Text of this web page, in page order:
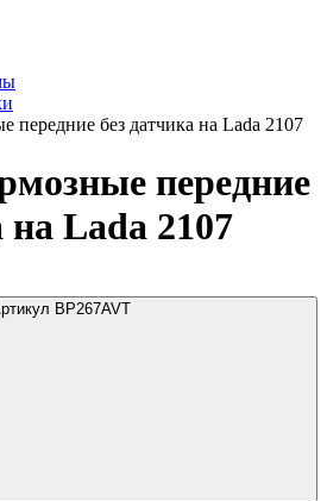
передние без датчика на Lada 2107
передние
на Lada 2107
BP267AVT